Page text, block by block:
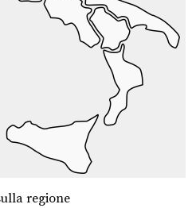
regione